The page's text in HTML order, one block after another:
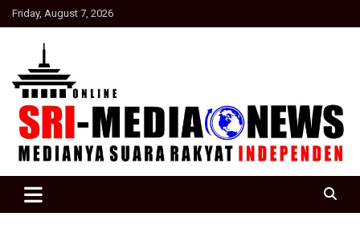
Skip
to
Friday, August 7, 2026
SRI Media news